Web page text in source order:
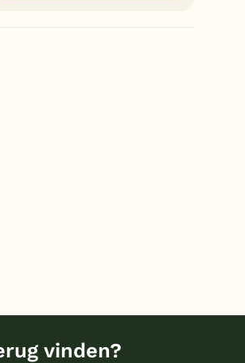
vinden?